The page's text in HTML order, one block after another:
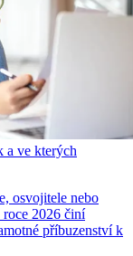
a ve kterých
osvojitele nebo
roce 2026 činí
příbuzenství k